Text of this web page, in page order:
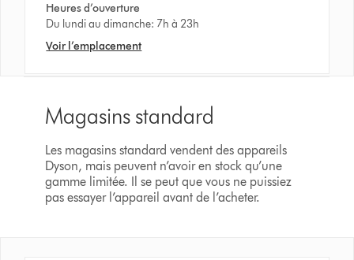
Heures d’ouverture
Du lundi au dimanche: 7h à 23h
Voir l’emplacement
Magasins standard
Les magasins standard vendent des appareils
Dyson, mais peuvent n’avoir en stock qu’une
gamme limitée. Il se peut que vous ne puissiez
pas essayer l’appareil avant de l’acheter.